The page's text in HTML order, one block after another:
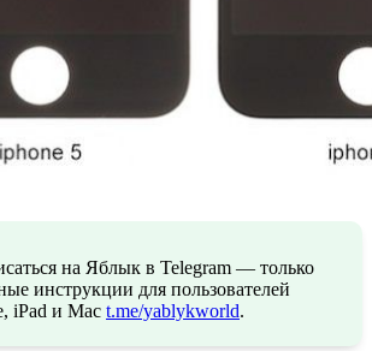
на Яблык в Telegram — только
инструкции для пользователей
iPad и Mac t.me/yablykworld.